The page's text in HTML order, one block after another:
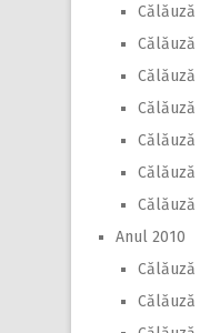
Călăuză
Călăuză
Călăuză
Călăuză
Călăuză
Călăuză
Călăuză
Anul 2010
Călăuză
Călăuză